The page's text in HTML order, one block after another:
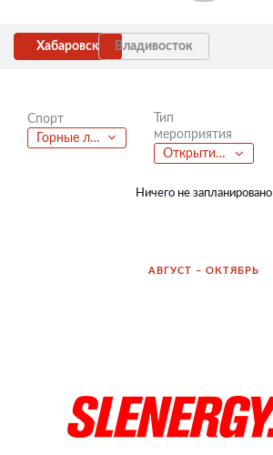
Хабаровск Владивосток
Спорт
Горные лыжи
Тип
мероприятия
Открытие роллер-сезона
Ничего не запланировано
АВГУСТ – ОКТЯБРЬ